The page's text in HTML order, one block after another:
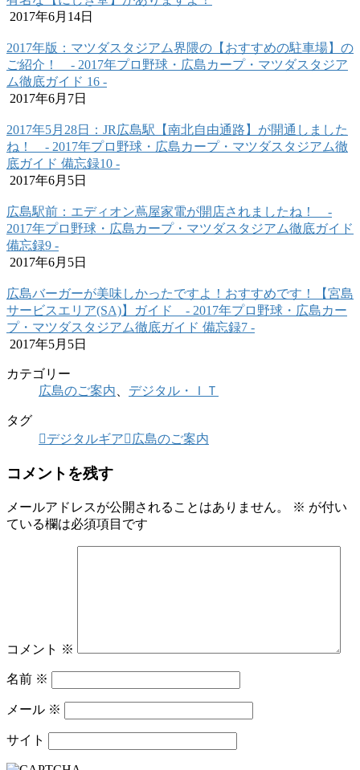
2017年6月14日
2017年版：マツダスタジアム界隈の【おすすめの駐車場】の
ご紹介！ ‐ 2017年プロ野球・広島カープ・マツダスタジア
ム徹底ガイド 16 ‐
2017年6月7日
2017年5月28日：JR広島駅【南北自由通路】が開通しました
ね！ ‐ 2017年プロ野球・広島カープ・マツダスタジアム徹
底ガイド 備忘録10 ‐
2017年6月5日
広島駅前：エディオン蔦屋家電が開店されましたね！ ‐
2017年プロ野球・広島カープ・マツダスタジアム徹底ガイド
備忘録9 ‐
2017年6月5日
広島バーガーが美味しかったですよ！おすすめです！【宮島
サービスエリア(SA)】ガイド ‐ 2017年プロ野球・広島カー
プ・マツダスタジアム徹底ガイド 備忘録7 ‐
2017年5月5日
カテゴリー
広島のご案内
デジタル・ＩＴ
タグ
デジタルギア
広島のご案内
コメントを残す
メールアドレスが公開されることはありません。 ※ が付い
ている欄は必須項目です
コメント ※
名前 ※
メール ※
サイト